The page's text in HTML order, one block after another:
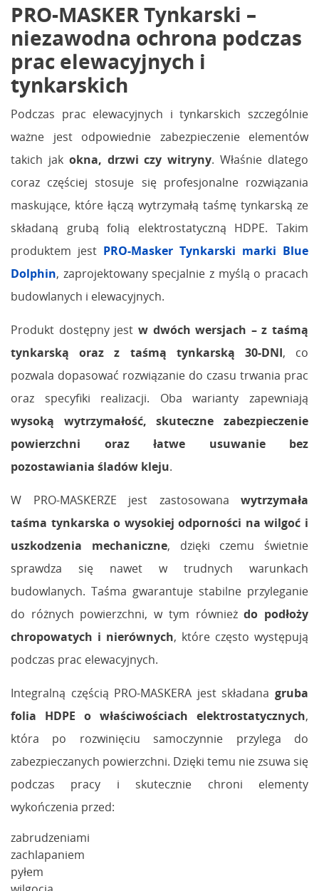
PRO-MASKER Tynkarski –
niezawodna ochrona podczas
prac elewacyjnych i
tynkarskich
Podczas prac elewacyjnych i tynkarskich szczególnie
ważne jest odpowiednie zabezpieczenie elementów
takich jak okna, drzwi czy witryny. Właśnie dlatego
coraz częściej stosuje się profesjonalne rozwiązania
maskujące, które łączą wytrzymałą taśmę tynkarską ze
składaną grubą folią elektrostatyczną HDPE. Takim
produktem jest PRO-Masker Tynkarski marki Blue
Dolphin, zaprojektowany specjalnie z myślą o pracach
budowlanych i elewacyjnych.
Produkt dostępny jest w dwóch wersjach – z taśmą
tynkarską oraz z taśmą tynkarską 30-DNI, co
pozwala dopasować rozwiązanie do czasu trwania prac
oraz specyfiki realizacji. Oba warianty zapewniają
wysoką wytrzymałość, skuteczne zabezpieczenie
powierzchni oraz łatwe usuwanie bez
pozostawiania śladów kleju.
W PRO-MASKERZE jest zastosowana wytrzymała
taśma tynkarska o wysokiej odporności na wilgoć i
uszkodzenia mechaniczne, dzięki czemu świetnie
sprawdza się nawet w trudnych warunkach
budowlanych. Taśma gwarantuje stabilne przyleganie
do różnych powierzchni, w tym równieżdo podłoży
chropowatych i nierównych, które często występują
podczas prac elewacyjnych.
Integralną częścią PRO-MASKERA jest składana gruba
folia HDPE o właściwościach elektrostatycznych,
która po rozwinięciu samoczynnie przylega do
zabezpieczanych powierzchni. Dzięki temu nie zsuwa się
podczas pracy i skutecznie chroni elementy
wykończenia przed:
zabrudzeniami
zachlapaniem
pyłem